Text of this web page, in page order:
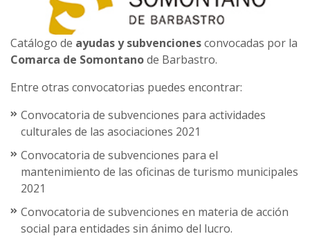
Catálogo de ayudas y subvencionesconvocadas por la
Comarca de Somontanode Barbastro.
Entre otras convocatorias puedes encontrar:
Convocatoria de subvenciones para actividades
culturales de las asociaciones 2021
Convocatoria de subvenciones para el
mantenimiento de las oficinas de turismo municipales
2021
Convocatoria de subvenciones en materia de acción
social para entidades sin ánimo del lucro.